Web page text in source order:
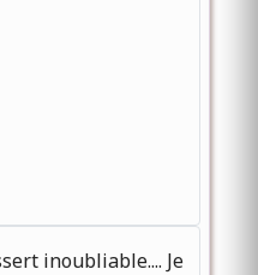
inoubliable.... Je